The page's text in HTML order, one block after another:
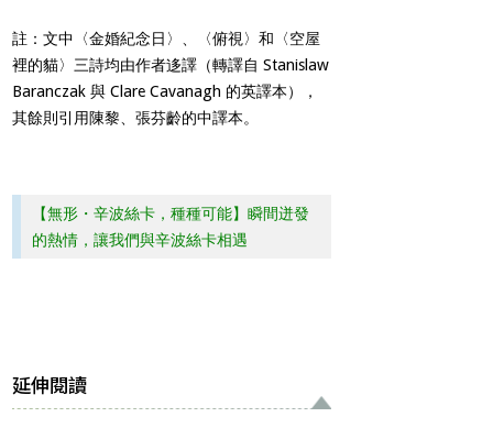
註：文中〈金婚紀念日〉、〈俯視〉和〈空屋
裡的貓〉三詩均由作者迻譯（轉譯自 Stanislaw
Baranczak 與 Clare Cavanagh 的英譯本），
其餘則引用陳黎、張芬齡的中譯本。
【無形・辛波絲卡，種種可能】瞬間迸發
的熱情，讓我們與辛波絲卡相遇
延伸閱讀